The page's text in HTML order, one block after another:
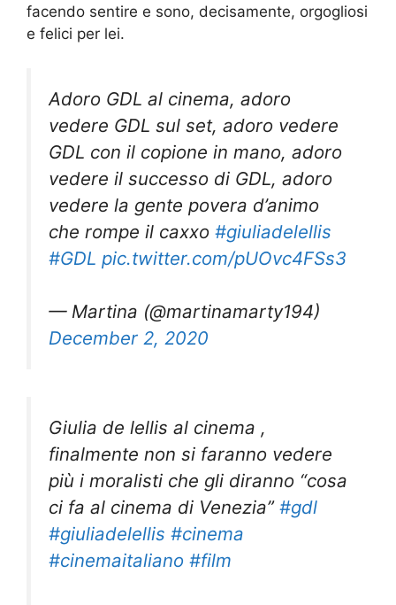
facendo sentire e sono, decisamente, orgogliosi
e felici per lei.
Adoro GDL al cinema, adoro
vedere GDL sul set, adoro vedere
GDL con il copione in mano, adoro
vedere il successo di GDL, adoro
vedere la gente povera d’animo
che rompe il caxxo #giuliadelellis
#GDL pic.twitter.com/pUOvc4FSs3
— Martina (@martinamarty194)
December 2, 2020
Giulia de lellis al cinema ,
finalmente non si faranno vedere
più i moralisti che gli diranno “cosa
ci fa al cinema di Venezia” #gdl
#giuliadelellis #cinema
#cinemaitaliano #film